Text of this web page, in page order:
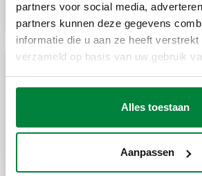
partners voor social media,
partners kunnen deze gegevens
informatie die u aan ze heeft verstrekt
verzameld op basis van uw gebruik
Alles toestaan
Aanpassen
kunststofbuis. Voor
hoge temperatuur.